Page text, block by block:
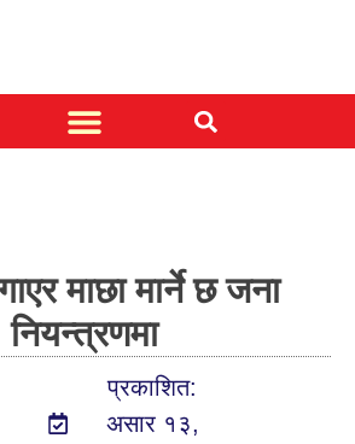
माछा मार्ने छ जना
नियन्त्रणमा
प्रकाशित:
असार १३,